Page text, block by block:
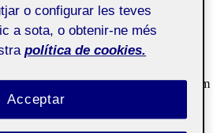
en el disseny de la portada en
són:
textura que la fotografia i amb un mínim
hi és present també al llom i la
o configurar les teves
a sota, o obtenir-ne més
política de cookies.
Acceptar